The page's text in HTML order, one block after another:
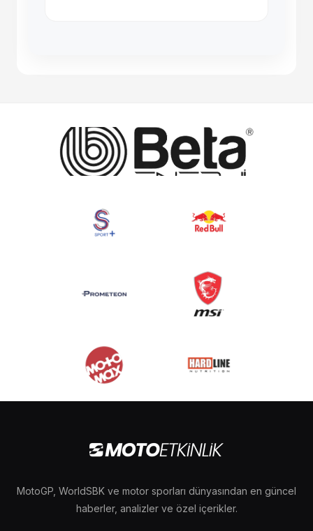
MotoGP, WorldSBK ve motor sporları dünyasından en güncel
haberler, analizler ve özel içerikler.